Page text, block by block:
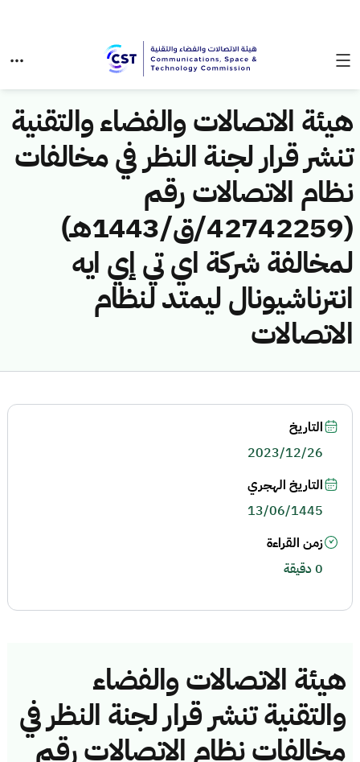
هيئة الاتصالات والفضاء والتقنية
تنشر قرار لجنة النظر في مخالفات
نظام الاتصالات رقم
(42742259/ق/1443هـ)
لمخالفة شركة اي تي إي ايه
انترناشيونال ليمتد لنظام
الاتصالات
هيئة الاتصالات والفضاء
والتقنية تنشر قرار لجنة النظر في
مخالفات نظام الاتصالات رقم
التاريخ
2023/12/26
التاريخ الهجري
13/06/1445
زمن القراءة
0 دقيقة